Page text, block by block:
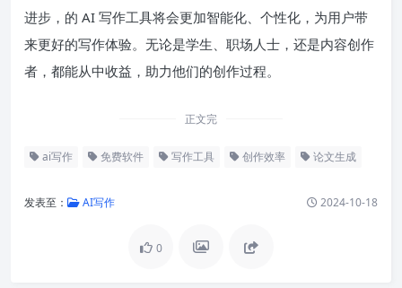
进步，的 AI 写作工具将会更加智能化、个性化，为用户带
来更好的写作体验。无论是学生、职场人士，还是内容创作
者，都能从中收益，助力他们的创作过程。
正文完
ai写作 免费软件 写作工具 创作效率 论文生成
发表至： AI写作 2024-10-18
0